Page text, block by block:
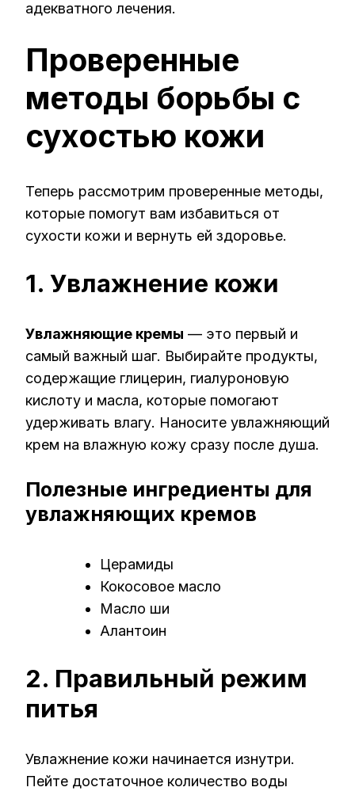
адекватного лечения.
Проверенные
методы борьбы с
сухостью кожи
Теперь рассмотрим проверенные методы,
которые помогут вам избавиться от
сухости кожи и вернуть ей здоровье.
1. Увлажнение кожи
Увлажняющие кремы — это первый и
самый важный шаг. Выбирайте продукты,
содержащие глицерин, гиалуроновую
кислоту и масла, которые помогают
удерживать влагу. Наносите увлажняющий
крем на влажную кожу сразу после душа.
Полезные ингредиенты для
увлажняющих кремов
Церамиды
Кокосовое масло
Масло ши
Алантоин
2. Правильный режим
питья
Увлажнение кожи начинается изнутри.
Пейте достаточное количество воды